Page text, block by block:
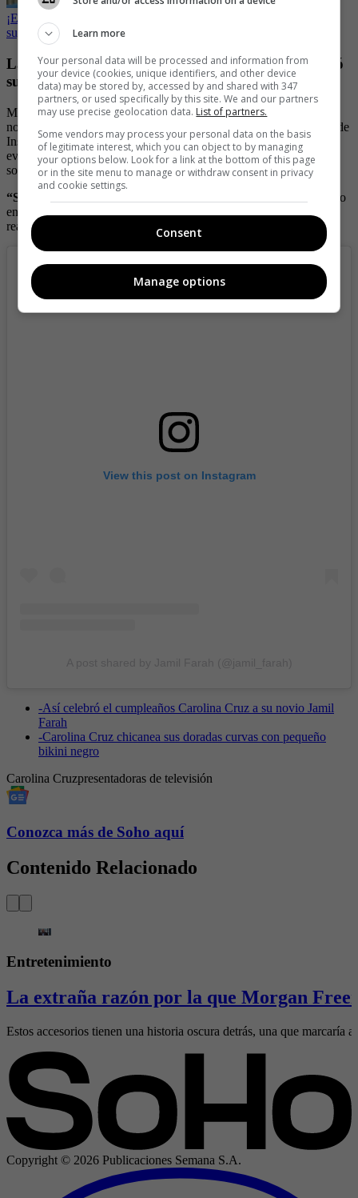
¡Espectacular! Carolina Cruz mostró su retaguardia perfecta en
sugestiva foto
La foto con la que el novio de Carolina Cruz festejó
su cumpleaños
Mientras la vallecaucana hacía estas publicaciones, sus seguidores
no pasaron por alto la foto que compartió Jamil Farah en su perfil de
Instagram, dondese les ve sonriendo sentados en un sofá, con una
evidente señal de romanticismo entrelazando sus brazos y
sosteniendo una copa de licor en sus manos.
“Salud por esa Sonrisa🥂 #happybirthday 🤍”,
escribió el piloto
en la descripción de su publicación, a la que Carolina Cruz
reaccionó con unos emojis de corazón rojo y cara enamorada.
View this post on Instagram
-Así celebró el cumpleaños Carolina Cruz a su novio Jamil
Farah
-Carolina Cruz chicanea sus doradas curvas con pequeño
bikini negro
Carolina Cruzpresentadoras de televisión
Conozca más de Soho aquí
Contenido Relacionado
Entretenimiento
La extraña razón por la que Morgan
Estos accesorios tienen una historia oscura detrás, una que marcaría
Copyright © 2026 Publicaciones Semana S.A.
Learn more
Your personal data will be processed and information from
your device (cookies, unique identifiers, and other device
data) may be stored by, accessed by and shared with 347
partners, or used specifically by this site. We and our partners
may use precise geolocation data. List of partners.
Some vendors may process your personal data on the basis
of legitimate interest, which you can object to by managing
your options below. Look for a link at the bottom of this page
or in the site menu to manage or withdraw consent in privacy
and cookie settings.
Consent
Manage options